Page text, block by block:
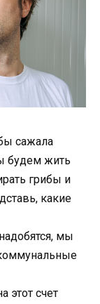
сажала
будем жить
грибы и
какие
мы
этот счет